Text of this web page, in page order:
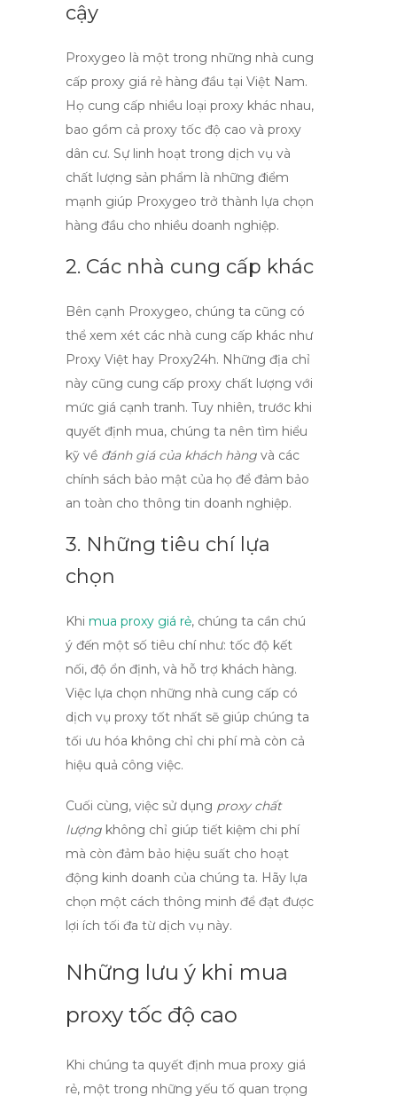
cậy
Proxygeo là một trong những nhà cung
cấp proxy giá rẻ hàng đầu tại Việt Nam.
Họ cung cấp nhiều loại proxy khác nhau,
bao gồm cả proxy tốc độ cao và proxy
dân cư. Sự linh hoạt trong dịch vụ và
chất lượng sản phẩm là những điểm
mạnh giúp Proxygeo trở thành lựa chọn
hàng đầu cho nhiều doanh nghiệp.
2. Các nhà cung cấp khác
Bên cạnh Proxygeo, chúng ta cũng có
thể xem xét các nhà cung cấp khác như
Proxy Việt hay Proxy24h. Những địa chỉ
này cũng cung cấp proxy chất lượng với
mức giá cạnh tranh. Tuy nhiên, trước khi
quyết định mua, chúng ta nên tìm hiểu
kỹ về đánh giá của khách hàng và các
chính sách bảo mật của họ để đảm bảo
an toàn cho thông tin doanh nghiệp.
3. Những tiêu chí lựa
chọn
Khi mua proxy giá rẻ, chúng ta cần chú
ý đến một số tiêu chí như: tốc độ kết
nối, độ ổn định, và hỗ trợ khách hàng.
Việc lựa chọn những nhà cung cấp có
dịch vụ proxy tốt nhất sẽ giúp chúng ta
tối ưu hóa không chỉ chi phí mà còn cả
hiệu quả công việc.
Cuối cùng, việc sử dụng proxy chất
lượng không chỉ giúp tiết kiệm chi phí
mà còn đảm bảo hiệu suất cho hoạt
động kinh doanh của chúng ta. Hãy lựa
chọn một cách thông minh để đạt được
lợi ích tối đa từ dịch vụ này.
Những lưu ý khi mua
proxy tốc độ cao
Khi chúng ta quyết định mua proxy giá
rẻ, một trong những yếu tố quan trọng